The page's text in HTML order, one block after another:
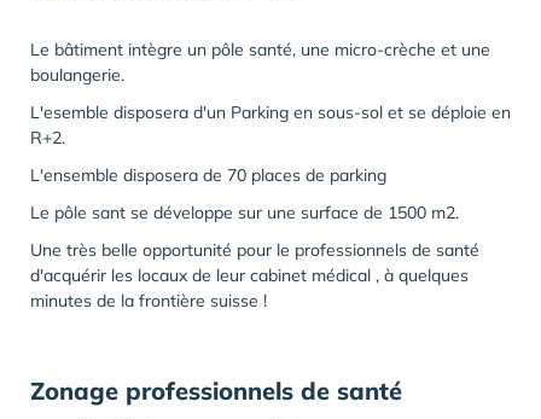
Le bâtiment intègre un pôle santé, une micro-crèche et une
boulangerie.
L'esemble disposera d'un Parking en sous-sol et se déploie en
R+2.
L'ensemble disposera de 70 places de parking
Le pôle sant se développe sur une surface de 1500 m2.
Une très belle opportunité pour le professionnels de santé
d'acquérir les locaux de leur cabinet médical , à quelques
minutes de la frontière suisse !
Zonage professionnels de santé